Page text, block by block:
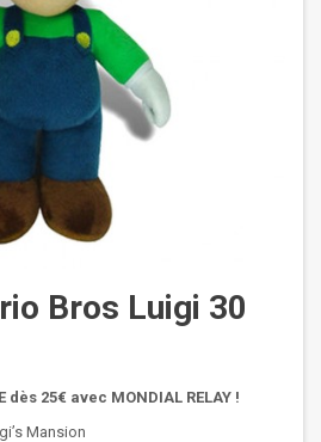
Bros Luigi 30
dès 25€ avec MONDIAL RELAY !
Mansion